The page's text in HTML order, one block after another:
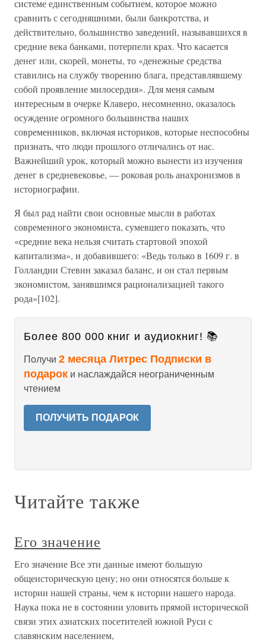
системе единственным событием, которое можно
сравнить с сегодняшними, были банкротства, и
действительно, большинство заведений, называвшихся в
средние века банками, потерпели крах. Что касается
денег или, скорей, монеты, то «денежные средства
ставились на службу творению блага, представлявшему
собой проявление милосердия». Для меня самым
интересным в очерке Клаверо, несомненно, оказалось
осуждение огромного большинства наших
современников, включая историков, которые неспособны
признать, что люди прошлого отличались от нас.
Важнейший урок, который можно вынести из изучения
денег в средневековье, — роковая роль анахронизмов в
историографии.
Я был рад найти свои основные мысли в работах
современного экономиста, сумевшего показать, что
«средние века нельзя считать стартовой эпохой
капитализма», и добавившего: «Ведь только в 1609 г. в
Голландии Стевин заказал баланс, и он стал первым
экономистом, занявшимся рационализацией такого
рода»[102].
Более 800 000 книг и аудиокниг! 📚
Получи 2 месяца Литрес Подписки в
подарок и наслаждайся неограниченным
чтением
ПОЛУЧИТЬ ПОДАРОК
Читайте также
Его значение
Его значение Все эти данные имеют большую
общеисторическую цену; но они относятся больше к
истории нашей страны, чем к истории нашего народа.
Наука пока не в состоянии уловить прямой исторической
связи этих азиатских посетителей южной Руси с
славянским населением,